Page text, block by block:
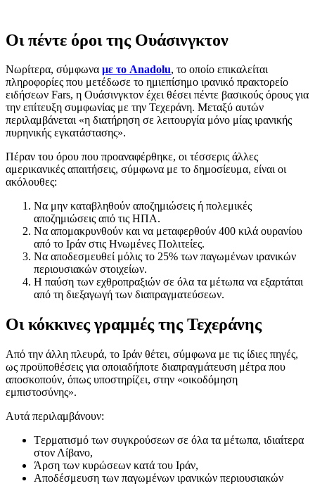
Οι πέντε όροι της Ουάσινγκτον
Νωρίτερα, σύμφωνα με το Anadolu, το οποίο επικαλείται
πληροφορίες που μετέδωσε το ημιεπίσημο ιρανικό πρακτορείο
ειδήσεων Fars, η Ουάσινγκτον έχει θέσει πέντε βασικούς όρους για
την επίτευξη συμφωνίας με την Τεχεράνη. Μεταξύ αυτών
περιλαμβάνεται «η διατήρηση σε λειτουργία μόνο μίας ιρανικής
πυρηνικής εγκατάστασης».
Πέραν του όρου που προαναφέρθηκε, οι τέσσερις άλλες
αμερικανικές απαιτήσεις, σύμφωνα με το δημοσίευμα, είναι οι
ακόλουθες:
Να μην καταβληθούν αποζημιώσεις ή πολεμικές
αποζημιώσεις από τις ΗΠΑ.
Να απομακρυνθούν και να μεταφερθούν 400 κιλά ουρανίου
από το Ιράν στις Ηνωμένες Πολιτείες.
Να αποδεσμευθεί μόλις το 25% των παγωμένων ιρανικών
περιουσιακών στοιχείων.
Η παύση των εχθροπραξιών σε όλα τα μέτωπα να εξαρτάται
από τη διεξαγωγή των διαπραγματεύσεων.
Οι κόκκινες γραμμές της Τεχεράνης
Από την άλλη πλευρά, το Ιράν θέτει, σύμφωνα με τις ίδιες πηγές,
ως προϋποθέσεις για οποιαδήποτε διαπραγμάτευση μέτρα που
αποσκοπούν, όπως υποστηρίζει, στην «οικοδόμηση
εμπιστοσύνης».
Αυτά περιλαμβάνουν:
Tερματισμό των συγκρούσεων σε όλα τα μέτωπα, ιδιαίτερα
στον Λίβανο,
Άρση των κυρώσεων κατά του Ιράν,
Αποδέσμευση των παγωμένων ιρανικών περιουσιακών